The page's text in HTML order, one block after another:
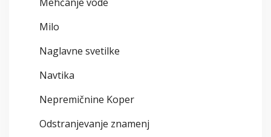
Milo
Naglavne svetilke
Navtika
Nepremičnine Koper
Odstranjevanje znamenj